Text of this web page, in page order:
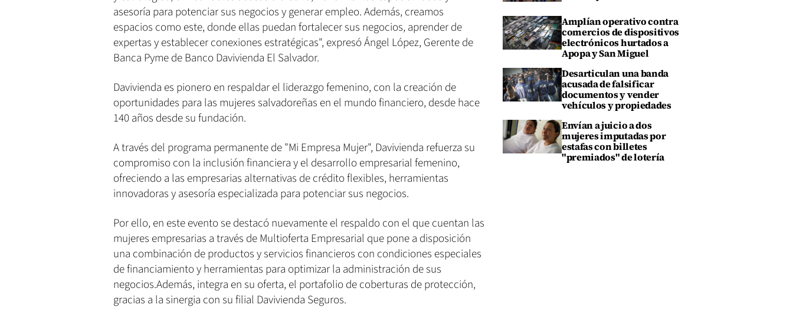
asesoría para potenciar sus negocios y generar empleo. Además, creamos
espacios como este, donde ellas puedan fortalecer sus negocios, aprender de
expertas y establecer conexiones estratégicas", expresó Ángel López, Gerente de
Banca Pyme de Banco Davivienda El Salvador.
Davivienda es pionero en respaldar el liderazgo femenino, con la creación de
oportunidades para las mujeres salvadoreñas en el mundo financiero, desde hace
140 años desde su fundación.
A través del programa permanente de "Mi Empresa Mujer", Davivienda refuerza su
compromiso con la inclusión financiera y el desarrollo empresarial femenino,
ofreciendo a las empresarias alternativas de crédito flexibles, herramientas
innovadoras y asesoría especializada para potenciar sus negocios.
Por ello, en este evento se destacó nuevamente el respaldo con el que cuentan las
mujeres empresarias a través de Multioferta Empresarial que pone a disposición
una combinación de productos y servicios financieros con condiciones especiales
de financiamiento y herramientas para optimizar la administración de sus
negocios.Además, integra en su oferta, el portafolio de coberturas de protección,
gracias a la sinergia con su filial Davivienda Seguros.
Amplían operativo contra
comercios de dispositivos
electrónicos hurtados a
Apopa y San Miguel
Desarticulan una banda
acusada de falsificar
documentos y vender
vehículos y propiedades
Envían a juicio a dos
mujeres imputadas por
estafas con billetes
"premiados" de lotería